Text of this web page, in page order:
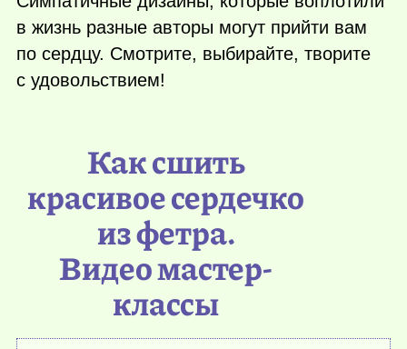
в жизнь разные авторы могут прийти вам
по сердцу. Смотрите, выбирайте, творите
с удовольствием!
Как сшить
красивое сердечко
из фетра.
Видео мастер-
классы